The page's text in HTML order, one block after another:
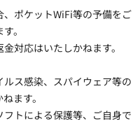
、ポケットWiFi等の予備をご
。
対応はいたしかねます。
ルス感染、スパイウェア等の
ます。
トによる保護等、ご自身で